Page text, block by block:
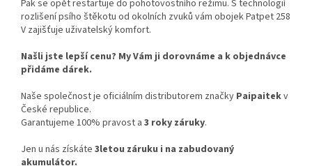
Pak se opět restartuje do pohotovostního režimu. S technologií
rozlišení psího štěkotu od okolních zvuků vám obojek Patpet 258
V zajišťuje uživatelský komfort.
Našli jste lepší cenu? My Vám ji dorovnáme a k objednávce
přidáme dárek.
Naše společnost je oficiálním distributorem značky Paipaitekv
České republice.
Garantujeme 100% pravost a 3 roky záruky.
Jen u nás získáte 3letou záruku i na zabudovaný
akumulátor.